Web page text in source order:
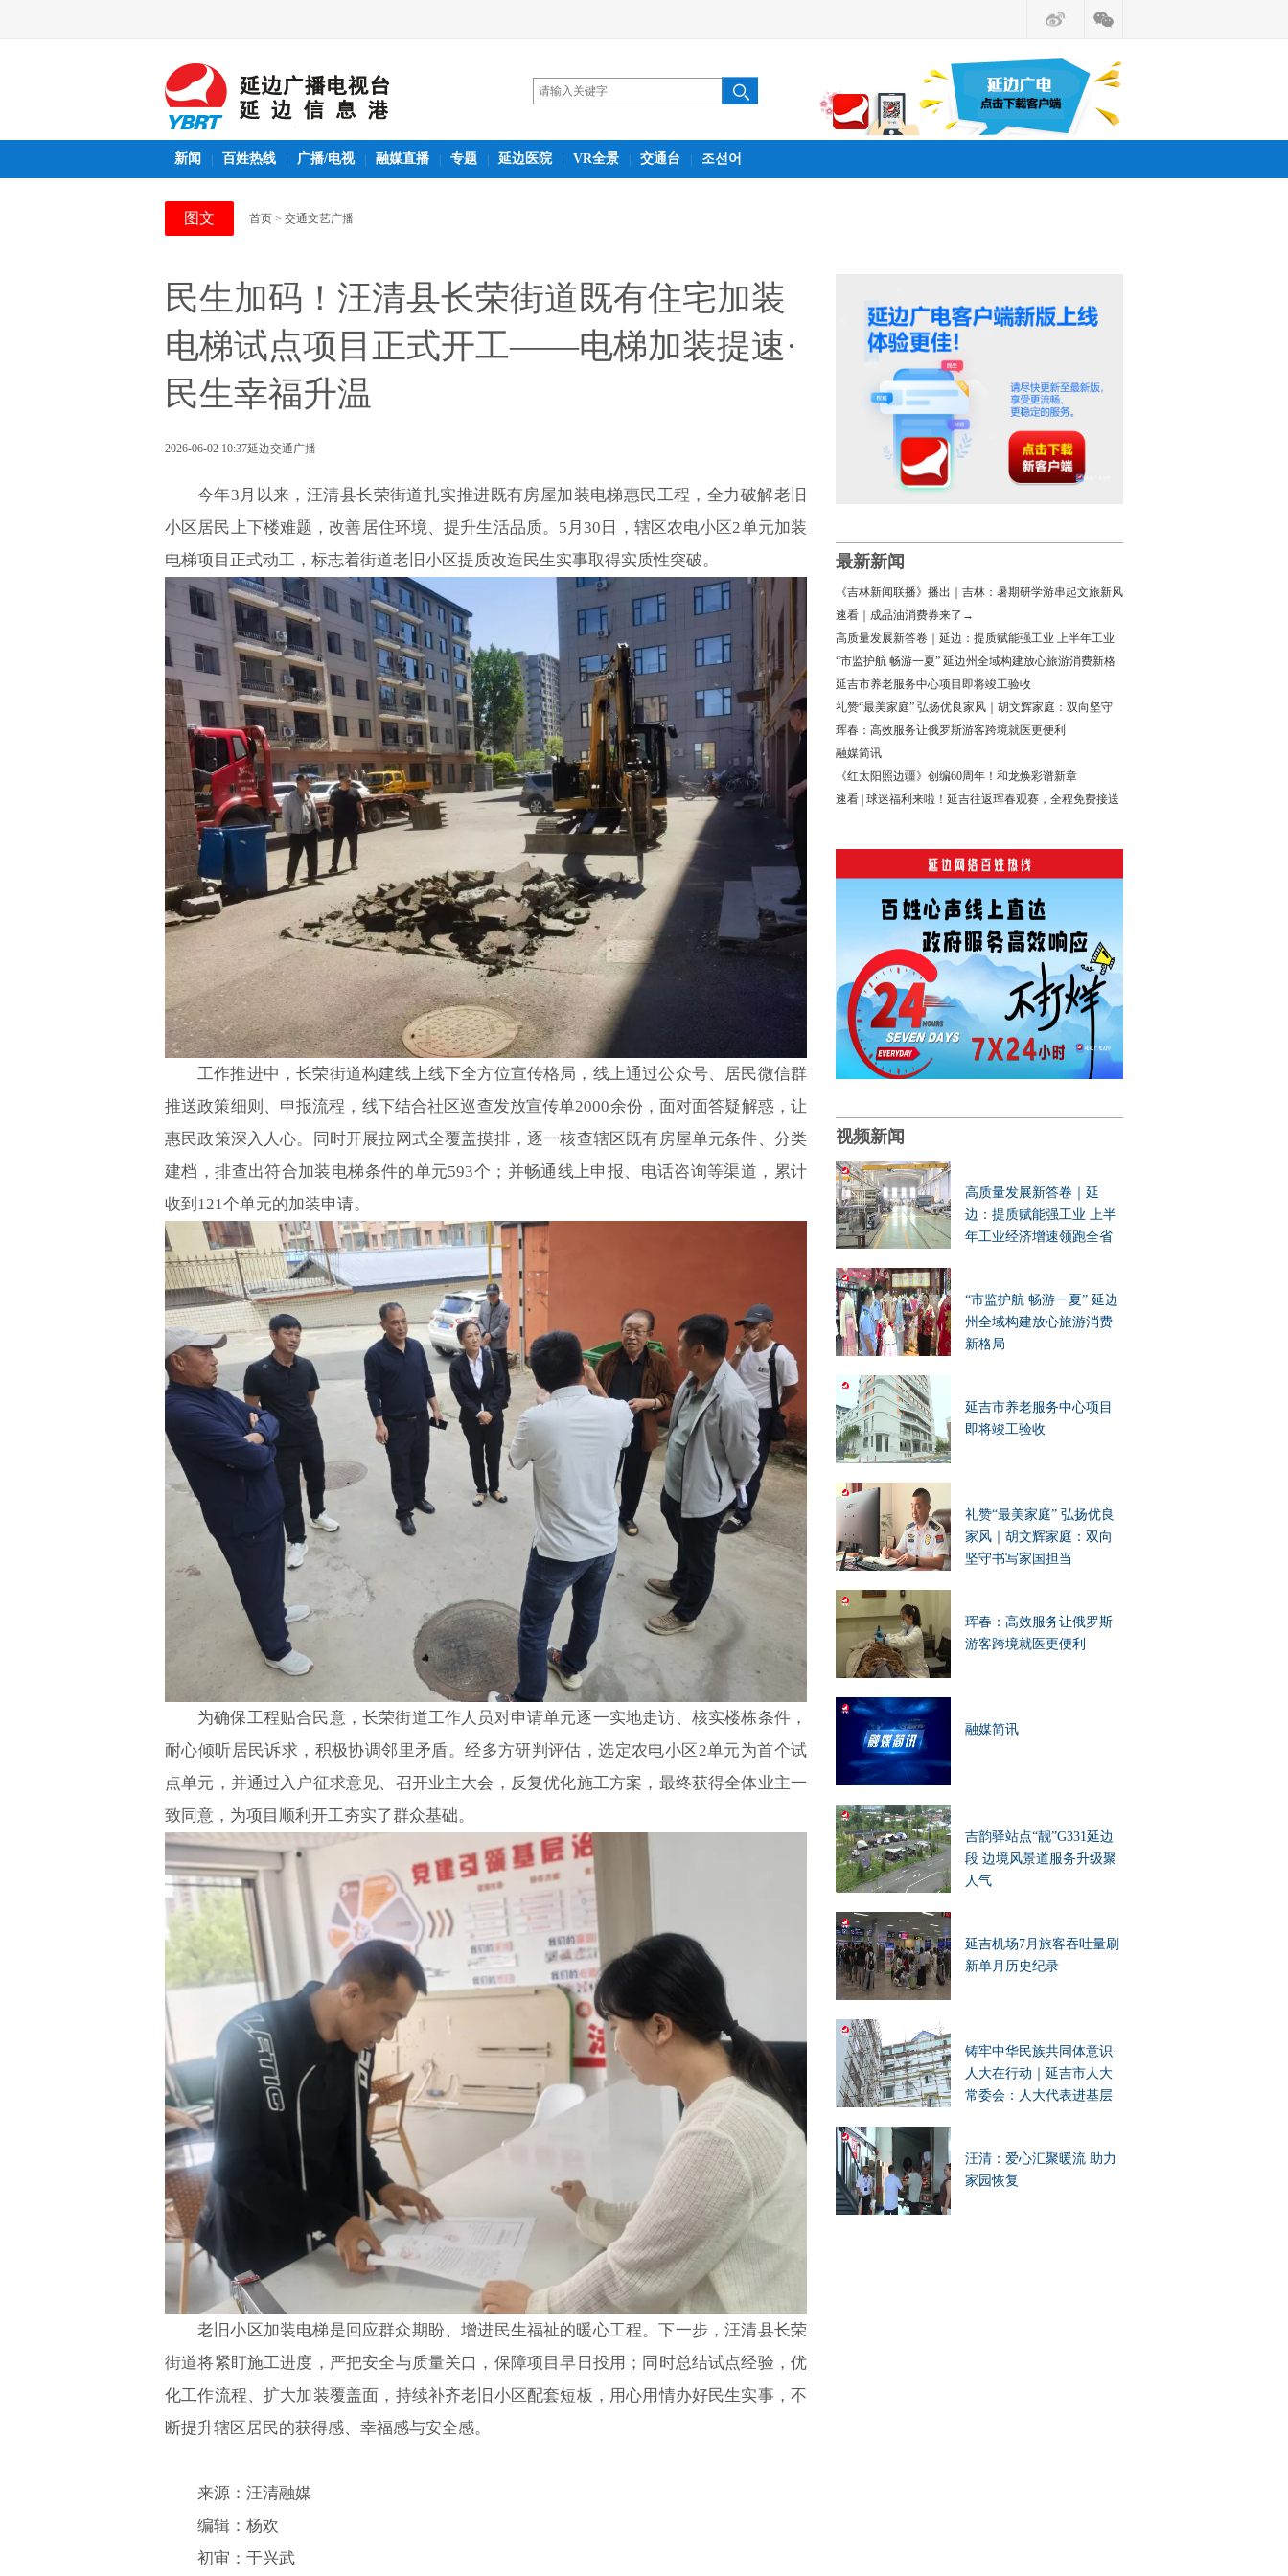
新闻 百姓热线 广播/电视 融媒直播 专题 延边医院 VR全景 交通台 조선어
图文 首页 > 交通文艺广播
民生加码！汪清县长荣街道既有住宅加装
电梯试点项目正式开工——电梯加装提速·
民生幸福升温
2026-06-02 10:37延边交通广播
今年3月以来，汪清县长荣街道扎实推进既有房屋加装电梯惠民工程，全力破解老旧
小区居民上下楼难题，改善居住环境、提升生活品质。5月30日，辖区农电小区2单元加装
电梯项目正式动工，标志着街道老旧小区提质改造民生实事取得实质性突破。
工作推进中，长荣街道构建线上线下全方位宣传格局，线上通过公众号、居民微信群
推送政策细则、申报流程，线下结合社区巡查发放宣传单2000余份，面对面答疑解惑，让
惠民政策深入人心。同时开展拉网式全覆盖摸排，逐一核查辖区既有房屋单元条件、分类
建档，排查出符合加装电梯条件的单元593个；并畅通线上申报、电话咨询等渠道，累计
收到121个单元的加装申请。
为确保工程贴合民意，长荣街道工作人员对申请单元逐一实地走访、核实楼栋条件，
耐心倾听居民诉求，积极协调邻里矛盾。经多方研判评估，选定农电小区2单元为首个试
点单元，并通过入户征求意见、召开业主大会，反复优化施工方案，最终获得全体业主一
致同意，为项目顺利开工夯实了群众基础。
老旧小区加装电梯是回应群众期盼、增进民生福祉的暖心工程。下一步，汪清县长荣
街道将紧盯施工进度，严把安全与质量关口，保障项目早日投用；同时总结试点经验，优
化工作流程、扩大加装覆盖面，持续补齐老旧小区配套短板，用心用情办好民生实事，不
断提升辖区居民的获得感、幸福感与安全感。
来源：汪清融媒
编辑：杨欢
初审：于兴武
最新新闻
《吉林新闻联播》播出｜吉林：暑期研学游串起文旅新风
景
速看｜成品油消费券来了→
高质量发展新答卷｜延边：提质赋能强工业 上半年工业
经济增速领跑全省
“市监护航 畅游一夏” 延边州全域构建放心旅游消费新格
局
延吉市养老服务中心项目即将竣工验收
礼赞“最美家庭” 弘扬优良家风｜胡文辉家庭：双向坚守
书写家国担当
珲春：高效服务让俄罗斯游客跨境就医更便利
融媒简讯
《红太阳照边疆》创编60周年！和龙焕彩谱新章
速看 | 球迷福利来啦！延吉往返珲春观赛，全程免费接送
视频新闻
高质量发展新答卷｜延
边：提质赋能强工业 上半
年工业经济增速领跑全省
“市监护航 畅游一夏” 延边
州全域构建放心旅游消费
新格局
延吉市养老服务中心项目
即将竣工验收
礼赞“最美家庭” 弘扬优良
家风｜胡文辉家庭：双向
坚守书写家国担当
珲春：高效服务让俄罗斯
游客跨境就医更便利
融媒简讯
吉韵驿站点“靓”G331延边
段 边境风景道服务升级聚
人气
延吉机场7月旅客吞吐量刷
新单月历史纪录
铸牢中华民族共同体意识·
人大在行动｜延吉市人大
常委会：人大代表进基层
汪清：爱心汇聚暖流 助力
家园恢复